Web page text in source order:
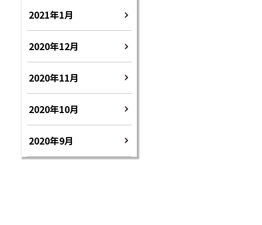
2021年1月
2020年12月
2020年11月
2020年10月
2020年9月